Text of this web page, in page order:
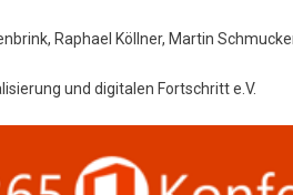
Raphael Köllner, Martin
und digitalen Fortschritt e.V.